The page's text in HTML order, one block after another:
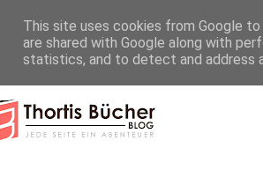
This site uses cookies from Google
are shared with Google along with
statistics, and to detect and address